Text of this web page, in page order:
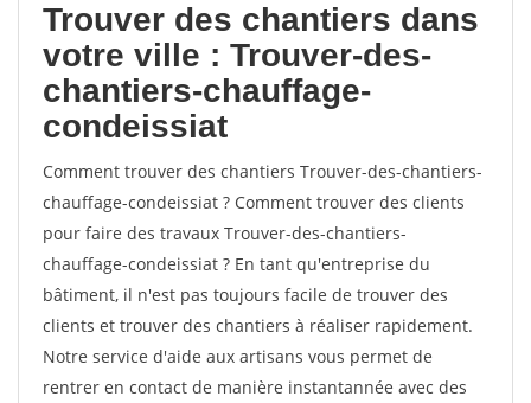
Trouver des chantiers dans
votre ville : Trouver-des-
chantiers-chauffage-
condeissiat
Comment trouver des chantiers Trouver-des-chantiers-
chauffage-condeissiat ? Comment trouver des clients
pour faire des travaux Trouver-des-chantiers-
chauffage-condeissiat ? En tant qu'entreprise du
bâtiment, il n'est pas toujours facile de trouver des
clients et trouver des chantiers à réaliser rapidement.
Notre service d'aide aux artisans vous permet de
rentrer en contact de manière instantannée avec des